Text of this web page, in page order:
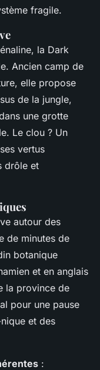
fragile.
la Dark
Ancien camp de
elle propose
de la jungle,
une grotte
Le clou ? Un
vertus
drôle et
autour des
de minutes de
botanique
et en anglais
la province de
pour une pause
et des
: